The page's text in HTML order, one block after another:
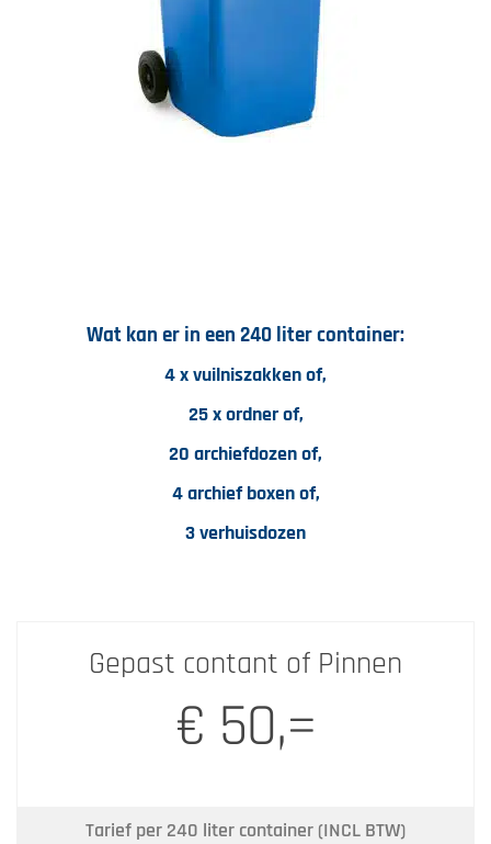
Wat kan er in een 240 liter container:
4 x vuilniszakken of,
25 x ordner of,
20 archiefdozen of,
4 archief boxen of,
3 verhuisdozen
Gepast contant of Pinnen
€ 50,=
Tarief per 240 liter container (INCL BTW)